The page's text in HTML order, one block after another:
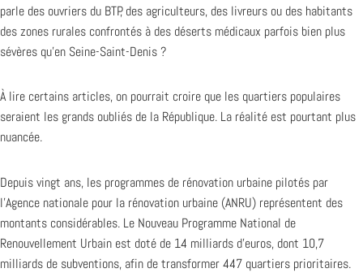
parle des ouvriers du BTP, des agriculteurs, des livreurs ou des habitants
des zones rurales confrontés à des déserts médicaux parfois bien plus
sévères qu’en Seine-Saint-Denis ?
À lire certains articles, on pourrait croire que les quartiers populaires
seraient les grands oubliés de la République. La réalité est pourtant plus
nuancée.
Depuis vingt ans, les programmes de rénovation urbaine pilotés par
l’Agence nationale pour la rénovation urbaine (ANRU) représentent des
montants considérables. Le Nouveau Programme National de
Renouvellement Urbain est doté de 14 milliards d’euros, dont 10,7
milliards de subventions, afin de transformer 447 quartiers prioritaires.